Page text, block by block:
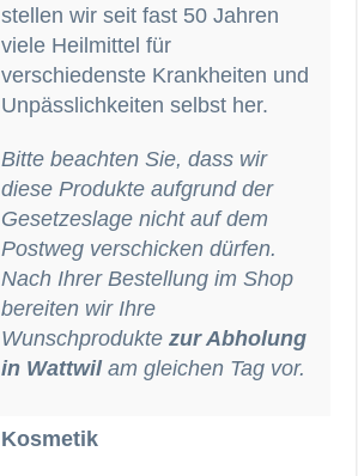
stellen wir seit fast 50 Jahren
viele Heilmittel für
verschiedenste Krankheiten und
Unpässlichkeiten selbst her.
Bitte beachten Sie, dass wir
diese Produkte aufgrund der
Gesetzeslage nicht auf dem
Postweg verschicken dürfen.
Nach Ihrer Bestellung im Shop
bereiten wir Ihre
Wunschprodukte zur Abholung
in Wattwilam gleichen Tag vor.
Kosmetik